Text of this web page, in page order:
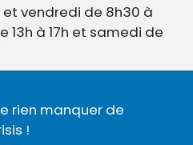
vendredi de 8h30 à
13h à 17h et samedi de
rien manquer de
!